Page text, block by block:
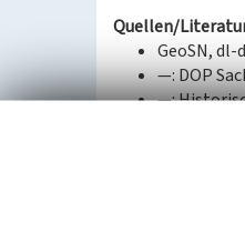
Quellen/
GeoSN, dl-
—: DOP
—:
—:
—:
—: